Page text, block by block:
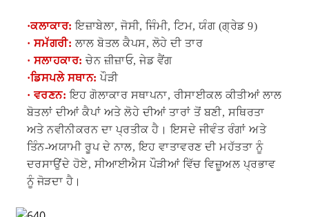
·ਕਲਾਕਾਰ:ਇਜ਼ਾਬੇਲਾ, ਜੋਸੀ, ਜਿੰਮੀ, ਟਿਮ, ਯੰਗ (ਗ੍ਰੇਡ 9)
· ਸਮੱਗਰੀ:ਲਾਲ ਬੋਤਲ ਕੈਪਸ, ਲੋਹੇ ਦੀ ਤਾਰ
· ਸਲਾਹਕਾਰ:ਚੇਨ ਜ਼ੀਜ਼ਾਓ, ਜੇਡ ਵੈਂਗ
·ਡਿਸਪਲੇ ਸਥਾਨ:ਪੌੜੀ
· ਵਰਣਨ:ਇਹ ਗੋਲਾਕਾਰ ਸਥਾਪਨਾ, ਰੀਸਾਈਕਲ ਕੀਤੀਆਂ ਲਾਲ
ਬੋਤਲਾਂ ਦੀਆਂ ਕੈਪਾਂ ਅਤੇ ਲੋਹੇ ਦੀਆਂ ਤਾਰਾਂ ਤੋਂ ਬਣੀ, ਸਥਿਰਤਾ
ਅਤੇ ਨਵੀਨੀਕਰਨ ਦਾ ਪ੍ਰਤੀਕ ਹੈ। ਇਸਦੇ ਜੀਵੰਤ ਰੰਗਾਂ ਅਤੇ
ਤਿੰਨ-ਅਯਾਮੀ ਰੂਪ ਦੇ ਨਾਲ, ਇਹ ਵਾਤਾਵਰਣ ਦੀ ਮਹੱਤਤਾ ਨੂੰ
ਦਰਸਾਉਂਦੇ ਹੋਏ, ਸੀਆਈਐਸ ਪੌੜੀਆਂ ਵਿੱਚ ਵਿਜ਼ੂਅਲ ਪ੍ਰਭਾਵ
ਨੂੰ ਜੋੜਦਾ ਹੈ।